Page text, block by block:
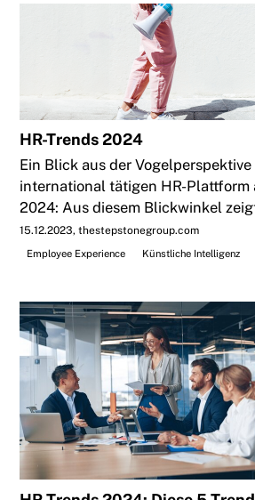
HR-Trends 2024
Ein Blick aus der Vogelperspektive
international tätigen HR-Plattform
2024: Aus diesem Blickwinkel
15.12.2023 thestepstonegroup.com
Employee Experience
Künstliche Intelligenz